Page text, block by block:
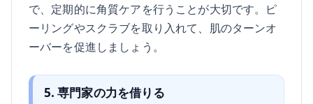
で、定期的に角質ケアを行うことが大切です。ピ
ーリングやスクラブを取り入れて、肌のターンオ
ーバーを促進しましょう。
5. 専門家の力を借りる